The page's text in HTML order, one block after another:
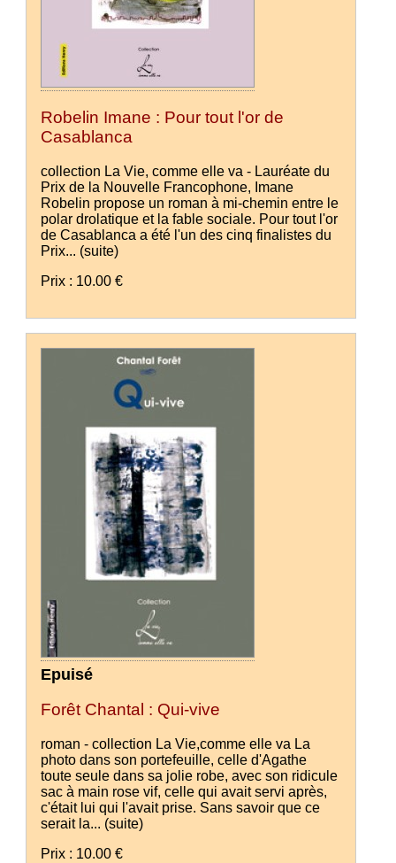
Robelin Imane : Pour tout l'or de
Casablanca
collection La Vie, comme elle va - Lauréate du
Prix de la Nouvelle Francophone, Imane
Robelin propose un roman à mi-chemin entre le
polar drolatique et la fable sociale. Pour tout l'or
de Casablanca a été l'un des cinq finalistes du
Prix... (suite)
Prix : 10.00 €
Epuisé
Forêt Chantal : Qui-vive
roman - collection La Vie,comme elle va La
photo dans son portefeuille, celle d'Agathe
toute seule dans sa jolie robe, avec son ridicule
sac à main rose vif, celle qui avait servi après,
c'était lui qui l'avait prise. Sans savoir que ce
serait la... (suite)
Prix : 10.00 €